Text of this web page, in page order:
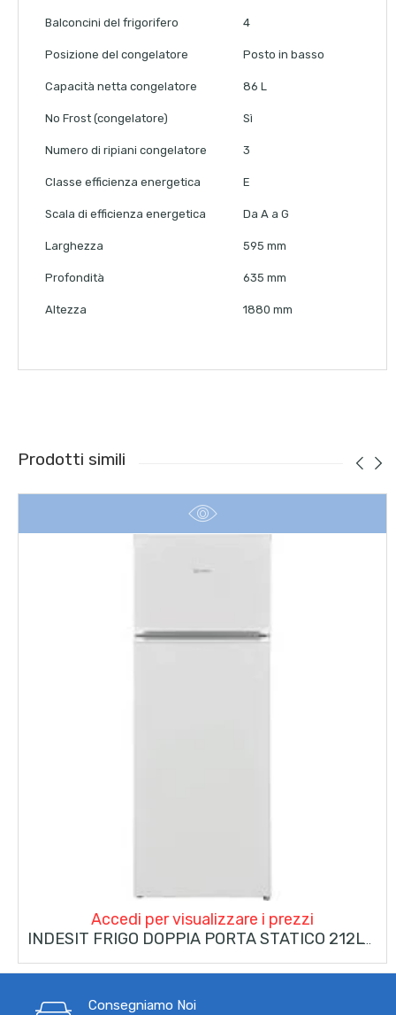
Balconcini del frigorifero 4
Posizione del congelatore Posto in basso
Capacità netta congelatore 86 L
No Frost (congelatore) Sì
Numero di ripiani congelatore 3
Classe efficienza energetica E
Scala di efficienza energetica Da A a G
Larghezza 595 mm
Profondità 635 mm
Altezza 1880 mm
Prodotti simili
Accedi per visualizzare i prezzi
INDESIT FRIGO DOPPIA PORTA STATICO 212LT E BIANCO I55TM 4120 W 2
Consegniamo Noi